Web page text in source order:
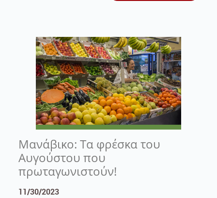
Μανάβικο: Τα φρέσκα του
Αυγούστου που
πρωταγωνιστούν!
11/30/2023